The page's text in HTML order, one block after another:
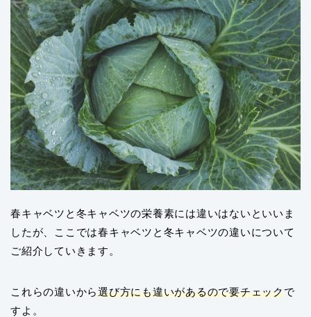
春キャベツと冬キャベツの栄養素には違いはないといいま
したが、ここでは春キャベツと冬キャベツの違いについて
ご紹介していきます。
これらの違いから選び方にも違いがあるので要チェックで
すよ。